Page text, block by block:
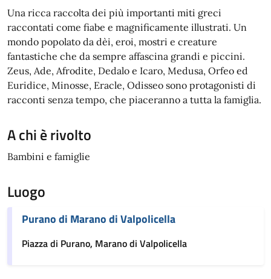
Una ricca raccolta dei più importanti miti greci
raccontati come fiabe e magnificamente illustrati. Un
mondo popolato da dèi, eroi, mostri e creature
fantastiche che da sempre affascina grandi e piccini.
Zeus, Ade, Afrodite, Dedalo e Icaro, Medusa, Orfeo ed
Euridice, Minosse, Eracle, Odisseo sono protagonisti di
racconti senza tempo, che piaceranno a tutta la famiglia.
A chi è rivolto
Bambini e famiglie
Luogo
Purano di Marano di Valpolicella
Piazza di Purano, Marano di Valpolicella